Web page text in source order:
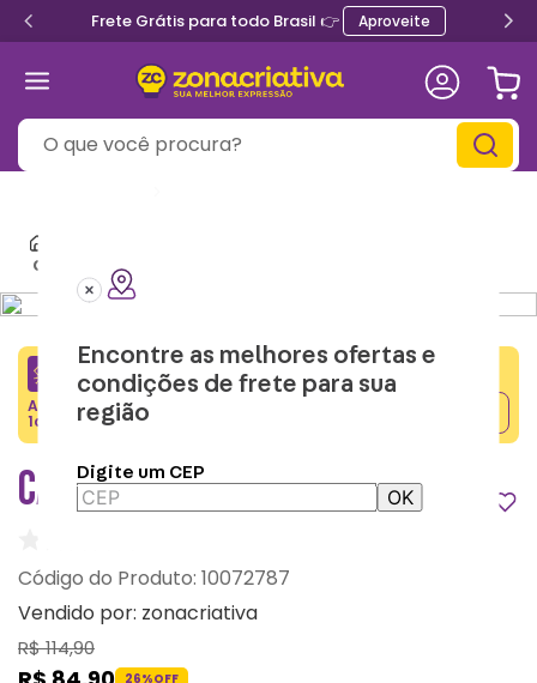
Frete Grátis para todo Brasil 👉 Aproveite
O que você procura?
Encontre as melhores ofertas e
condições de frete para sua
região
Digite um CEP
OK
Carteira Cinderela - Disney
CRIATIVA5
Adicione o cupom no carrinho e ganhe desconto na
1a compra.
CARTEIRA CINDERELA - DISNEY
: 10072787
Vendido por: zonacriativa
R$114,90
26%OFF